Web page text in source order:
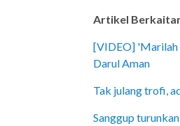
Artikel
[VIDEO] 'Marilah
Darul Aman
Tak julang trofi,
Sanggup